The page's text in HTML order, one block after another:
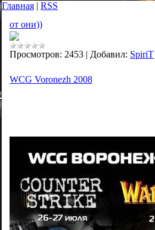
Главная | RSS
от они))
Просмотров: 2453 | Добавил: SpiriT
WCG Voronezh 2008